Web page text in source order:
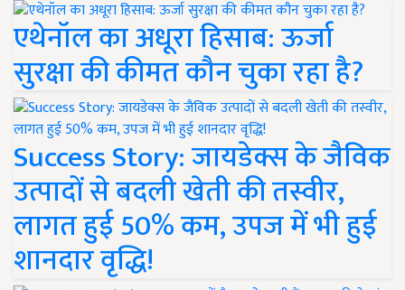
एथेनॉल का अधूरा हिसाब: ऊर्जा
सुरक्षा की कीमत कौन चुका रहा है?
Success Story: जायडेक्स के जैविक
उत्पादों से बदली खेती की तस्वीर,
लागत हुई 50% कम, उपज में भी हुई
शानदार वृद्धि!